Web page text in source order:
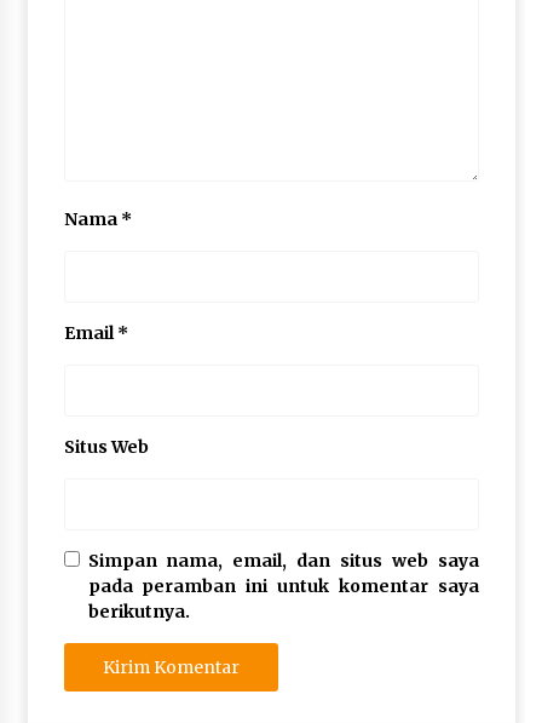
Nama *
Email *
Situs Web
Simpan nama, email, dan situs web saya
pada peramban ini untuk komentar saya
berikutnya.